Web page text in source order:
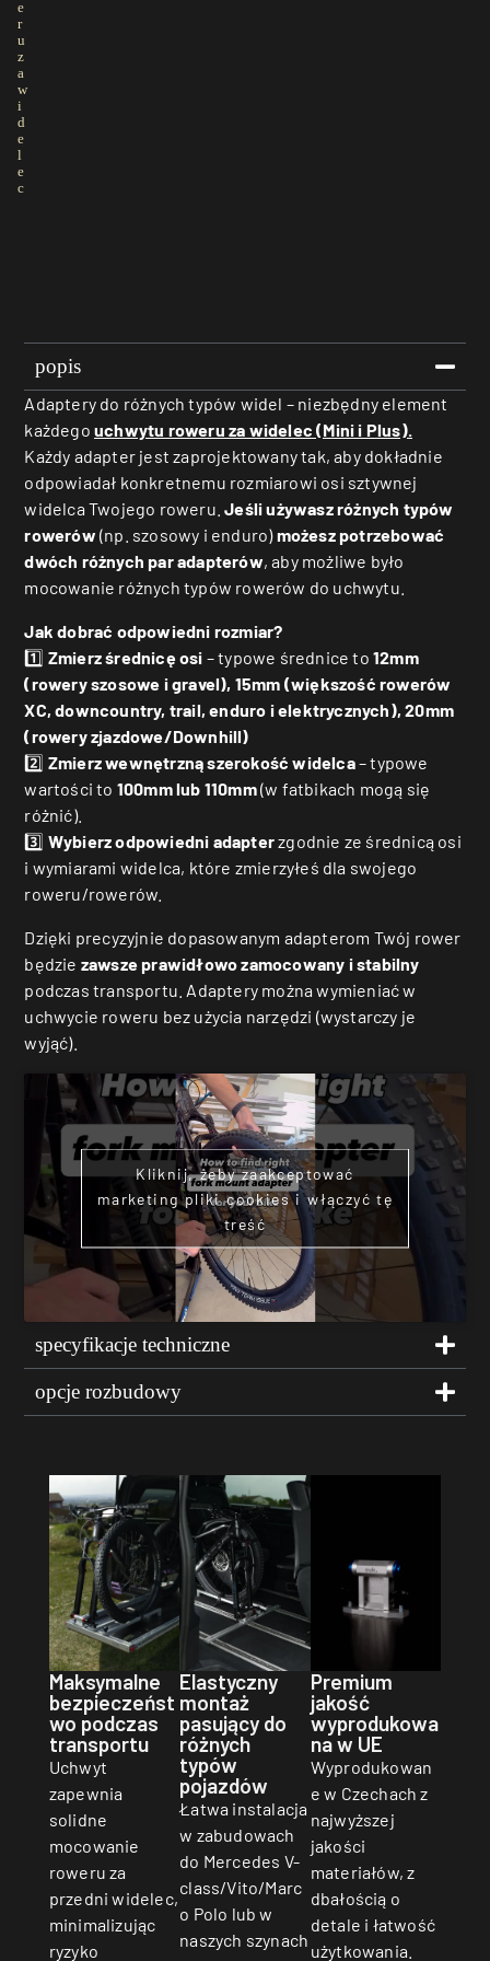
e
r
u
z
a
w
i
d
e
l
e
c
popis
Adaptery do różnych typów widel – niezbędny element
każdego uchwytu roweru za widelec (Mini i Plus).
Każdy adapter jest zaprojektowany tak, aby dokładnie
odpowiadał konkretnemu rozmiarowi osi sztywnej
widelca Twojego roweru.Jeśli używasz różnych typów
rowerów (np. szosowy i enduro)możesz potrzebować
dwóch różnych paradapterów, aby możliwe było
mocowanie różnych typów rowerów do uchwytu.
Jak dobrać odpowiedni rozmiar?
1️⃣ Zmierz średnicę osi – typowe średnice to12mm
(rowery szosowe i gravel), 15mm (większość rowerów
XC, downcountry, trail, enduro i elektrycznych), 20mm
(rowery zjazdowe/Downhill)
2️⃣ Zmierz wewnętrzną szerokość widelca– typowe
wartości to 100mm lub 110mm(w fatbikach mogą się
różnić).
3️⃣ Wybierz odpowiedni adapterzgodnie ze średnicą osi
i wymiarami widelca, które zmierzyłeś dla swojego
roweru/rowerów.
Dzięki precyzyjnie dopasowanym adapterom Twój rower
będzie zawsze prawidłowo zamocowany i stabilny
podczas transportu. Adaptery można wymieniać w
uchwycie roweru bez użycia narzędzi (wystarczy je
wyjąć).
Kliknij, żeby zaakceptować
marketing pliki cookies i włączyć tę
treść
specyfikacje techniczne
opcje rozbudowy
Maksymalne
bezpieczeńst
wo podczas
transportu
Uchwyt
zapewnia
solidne
mocowanie
roweru za
przedni widelec,
minimalizując
ryzyko
Elastyczny
montaż
pasujący do
różnych
typów
pojazdów
Łatwa instalacja
w zabudowach
do Mercedes V-
class/Vito/Marc
o Polo lub w
naszych szynach
Premium
jakość
wyprodukowa
na w UE
Wyprodukowan
e w Czechach z
najwyższej
jakości
materiałów, z
dbałością o
detale i łatwość
użytkowania.